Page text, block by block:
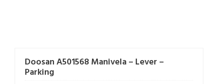
Doosan A501568 Manivela – Lever –
Parking